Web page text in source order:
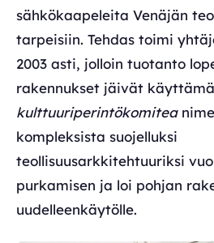
sähkökaapeleita Venäjän
tarpeisiin. Tehdas toimi
2003 asti, jolloin tuotanto
rakennukset jäivät
kulttuuriperintökomitea
kompleksista suojelluksi
teollisuusarkkitehtuuriksi
purkamisen ja loi pohjan
uudelleenkäytölle.